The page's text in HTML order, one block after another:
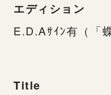
エディション
E.D.Aｻｲﾝ有（「
Title